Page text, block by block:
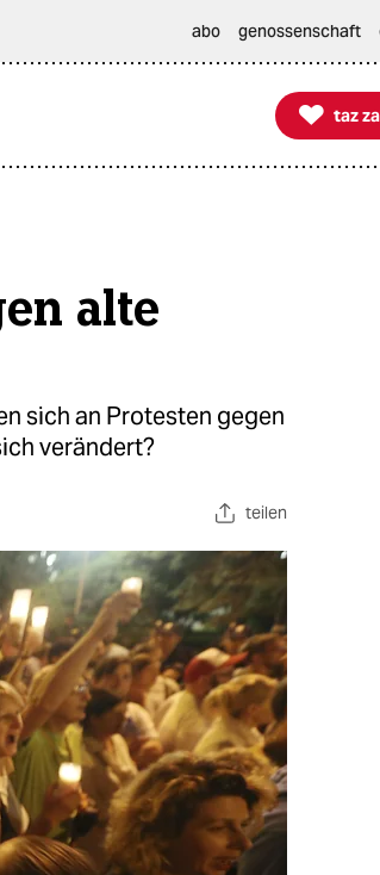
abo genossenschaft

taz zahl
taz
alte
sich an Protesten gegen
verändert?
teilen